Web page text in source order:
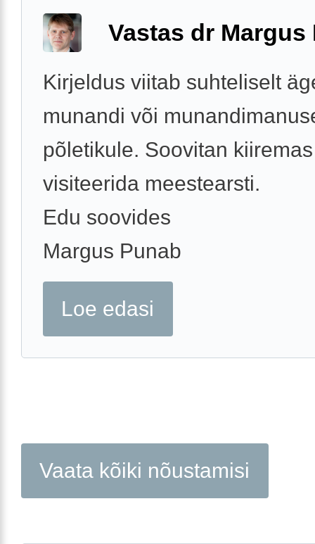
Vastas dr Margus
Kirjeldus viitab suhteliselt
munandi või
põletikule. Soovitan
visiteerida meestearsti.
Edu soovides
Margus Punab
Loe edasi
Vaata kõiki nõustamisi